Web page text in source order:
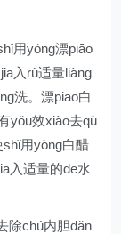
用yòng漂piāo
入rù适量liàng
洗。漂piāo白
yǒu效xiào去qù
用yòng白醋
入适量的de水
除chú内胆dǎn